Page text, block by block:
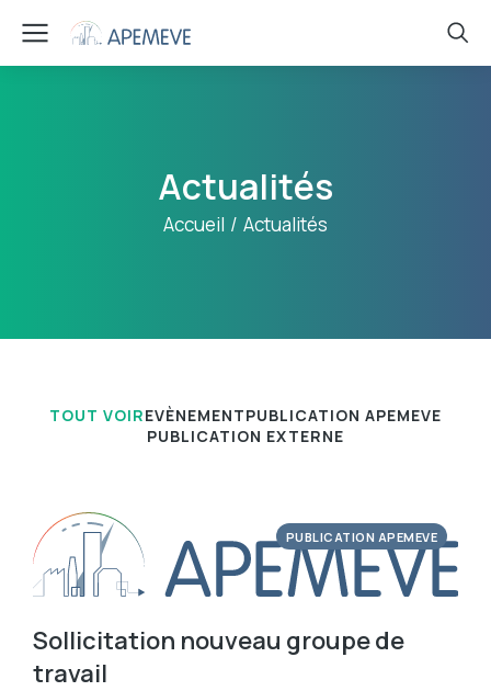
Actualités
Accueil Actualités
TOUT VOIREVÈNEMENTPUBLICATION APEMEVE
PUBLICATION EXTERNE
PUBLICATION APEMEVE
Sollicitation nouveau groupe de
travail